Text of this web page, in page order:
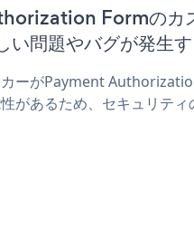
Formのカ
問題やバグが発生
ーがPayment
があるため、セキュリテ